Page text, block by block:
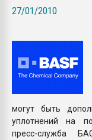
27/01/2010
могут быть
уплотнений на
пресс-служба